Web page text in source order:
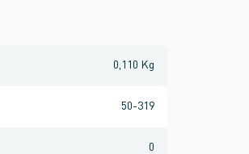
0,110 Kg
50-319
0